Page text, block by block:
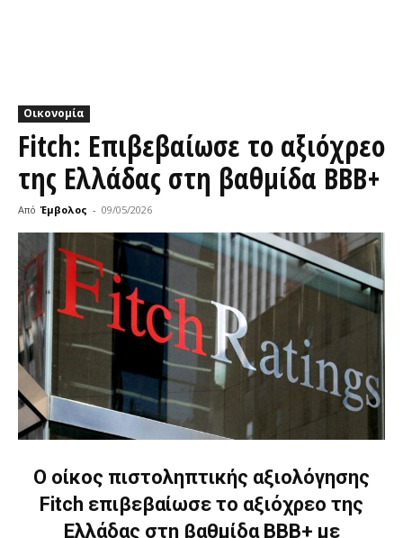
Οικονομία
Fitch: Επιβεβαίωσε το αξιόχρεο
της Ελλάδας στη βαθμίδα ΒΒΒ+
Από Έμβολος - 09/05/2026
O οίκος πιστοληπτικής αξιολόγησης
Fitch επιβεβαίωσε το αξιόχρεο της
Ελλάδας στη βαθμίδα BBB+ με